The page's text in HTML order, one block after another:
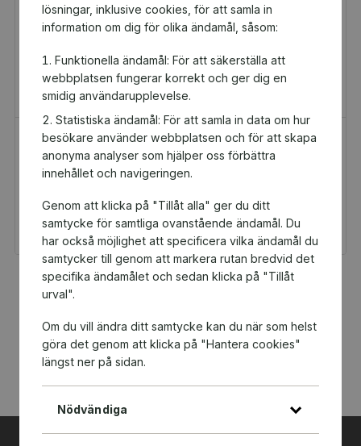
lösningar, inklusive cookies, för att samla in
information om dig för olika ändamål, såsom:
Funktionella ändamål: För att säkerställa att
webbplatsen fungerar korrekt och ger dig en
smidig användarupplevelse.
Statistiska ändamål: För att samla in data om hur
besökare använder webbplatsen och för att skapa
anonyma analyser som hjälper oss förbättra
innehållet och navigeringen.
Genom att klicka på "Tillåt alla" ger du ditt
samtycke för samtliga ovanstående ändamål. Du
har också möjlighet att specificera vilka ändamål du
samtycker till genom att markera rutan bredvid det
specifika ändamålet och sedan klicka på "Tillåt
urval".
Om du vill ändra ditt samtycke kan du när som helst
göra det genom att klicka på "Hantera cookies"
längst ner på sidan.
Nödvändiga
H&M Presentkort
Presentkort
Du och Rystad BK får 5
kr tillbaka
Golfamore
Presentkort
Du och Rystad BK får
29,75 kr tillbaka